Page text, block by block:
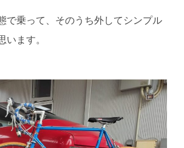
で乗って、そのうち外してシンプル
います。